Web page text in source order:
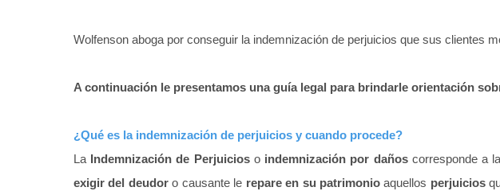
Wolfenson aboga por conseguir la indemnización de perjuicios que sus clientes
A continuación le presentamos una guía legal para brindarle orientación
¿Qué es la indemnización de perjuicios y cuando procede?
La Indemnización de Perjuicioso indemnización por dañoscorresponde a
exigir del deudoro causante le repare en su patrimonioaquellos perjuicios